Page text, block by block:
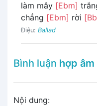
làm mây [Ebm]
chẳng [Ebm] rời
Điệu: Ballad
Bình luận hợp
Nội dung: